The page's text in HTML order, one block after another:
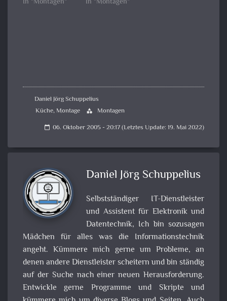
Daniel Jörg Schuppelius
Küche, Montage category Montagen
calendar_today 06. Oktober 2005 - 20:17 (Letztes Update: 19. Mai 2022)
Daniel Jörg Schuppelius
Selbstständiger IT-Dienstleister
und Assistent für Elektronik und
Datentechnik, Ich bin sozusagen
Mädchen für alles was die Informationstechnik
angeht. Kümmere mich gerne um Probleme, an
denen andere Dienstleister scheitern und bin ständig
auf der Suche nach einer neuen Herausforderung.
Entwickle gerne Programme und Skripte und